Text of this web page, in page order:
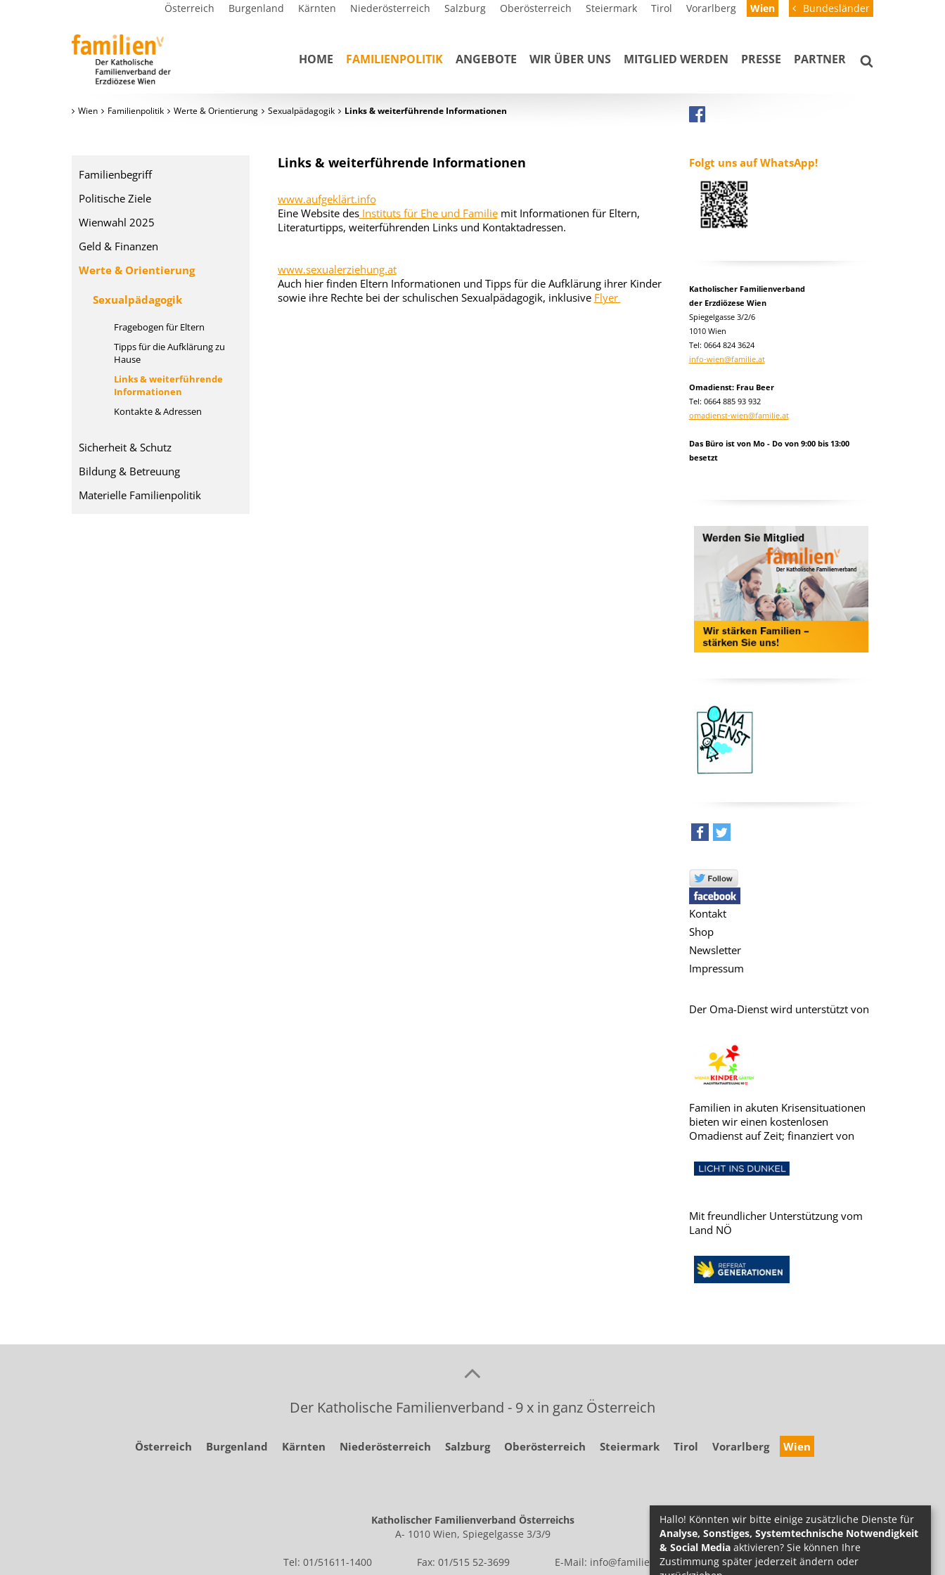
Österreich Burgenland Kärnten Niederösterreich Salzburg Oberösterreich Steiermark Tirol Vorarlberg Wien Bundesländer
HOME FAMILIENPOLITIK ANGEBOTE WIR ÜBER UNS MITGLIED WERDEN PRESSE PARTNER
Wien Familienpolitik Werte & Orientierung Sexualpädagogik Links & weiterführende Informationen
Links & weiterführende Informationen
www.aufgeklärt.info
Eine Website desInstituts für Ehe und Familiemit Informationen für Eltern,
Literaturtipps, weiterführenden Links und Kontaktadressen.
www.sexualerziehung.at
Auch hier finden Eltern Informationen und Tipps für die Aufklärung ihrer Kinder
sowie ihre Rechte bei der schulischen Sexualpädagogik, inklusive Flyer
Familienbegriff
Politische Ziele
Wienwahl 2025
Geld & Finanzen
Werte & Orientierung
Sexualpädagogik
Fragebogen für Eltern
Tipps für die Aufklärung zu
Hause
Links & weiterführende
Informationen
Kontakte & Adressen
Sicherheit & Schutz
Bildung & Betreuung
Materielle Familienpolitik
Folgt uns auf WhatsApp!
Katholischer Familienverband
der Erzdiözese Wien
Spiegelgasse 3/2/6
1010 Wien
Tel: 0664 824 3624
info-wien@familie.at
Omadienst: Frau Beer
Tel: 0664 885 93 932
omadienst-wien@familie.at
Das Büro ist von Mo - Do von 9:00 bis 13:00
besetzt
Kontakt
Shop
Newsletter
Impressum
Der Oma-Dienst wird unterstützt von
Familien in akuten Krisensituationen
bieten wir einen kostenlosen
Omadienst auf Zeit; finanziert von
Mit freundlicher Unterstützung vom
Land NÖ
Der Katholische Familienverband - 9 x in ganz Österreich
Österreich Burgenland Kärnten Niederösterreich Salzburg Oberösterreich Steiermark Tirol Vorarlberg Wien
Katholischer Familienverband Österreichs
A- 1010 Wien, Spiegelgasse 3/3/9
Tel: 01/51611-1400 Fax: 01/515 52-3699 E-Mail: info@familie.at
Hallo! Könnten wir bitte einige zusätzliche Dienste für
Analyse, Sonstiges, Systemtechnische Notwendigkeit
& Social Media aktivieren? Sie können Ihre
Zustimmung später jederzeit ändern oder